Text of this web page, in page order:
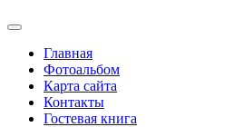
Главная
Фотоальбом
Карта сайта
Контакты
Гостевая книга